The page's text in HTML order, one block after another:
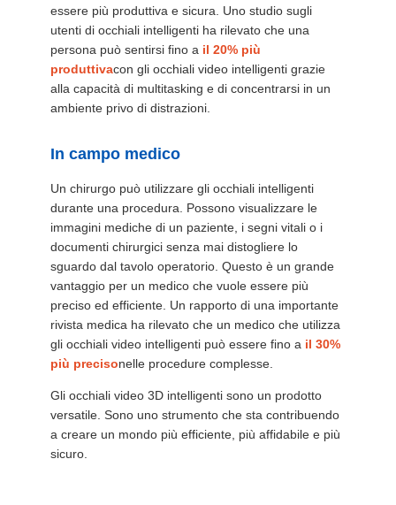
POLITICA
SULLA
PRIVACY
essere più produttiva e sicura. Uno studio sugli
utenti di occhiali intelligenti ha rilevato che una
persona può sentirsi fino a il 20% più
produttivacon gli occhiali video intelligenti grazie
alla capacità di multitasking e di concentrarsi in un
ambiente privo di distrazioni.
In campo medico
Un chirurgo può utilizzare gli occhiali intelligenti
durante una procedura. Possono visualizzare le
immagini mediche di un paziente, i segni vitali o i
documenti chirurgici senza mai distogliere lo
sguardo dal tavolo operatorio. Questo è un grande
vantaggio per un medico che vuole essere più
preciso ed efficiente. Un rapporto di una importante
rivista medica ha rilevato che un medico che utilizza
gli occhiali video intelligenti può essere fino a il 30%
più precisonelle procedure complesse.
Gli occhiali video 3D intelligenti sono un prodotto
versatile. Sono uno strumento che sta contribuendo
a creare un mondo più efficiente, più affidabile e più
sicuro.